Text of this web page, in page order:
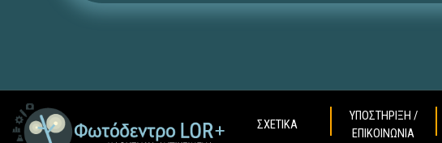
ΣΧΕΤΙΚΑ
ΥΠΟΣΤΗΡΙΞΗ /
ΕΠΙΚΟΙΝΩΝΙΑ